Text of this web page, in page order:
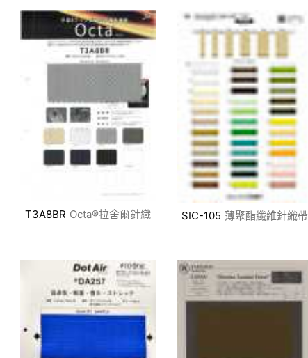
T3A8BR Octa®拉舍爾針織 SIC-105 薄聚酯纖維針織帶